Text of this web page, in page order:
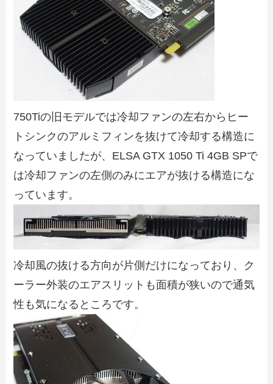
750Tiの旧モデルでは冷却ファンの左右からヒー
トシンクのアルミフィンを抜けて冷却する構造に
なっていましたが、ELSA GTX 1050 Ti 4GB SPで
は冷却ファンの左側のみにエアが抜ける構造にな
っています。
冷却風の抜ける方向が片側だけになっており、ク
ーラー外装のエアスリットも面積が狭いので通気
性も気になるところです。